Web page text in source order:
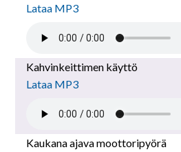
Lataa MP3
Kahvinkeittimen käyttö
Lataa MP3
Kaukana ajava moottoripyörä